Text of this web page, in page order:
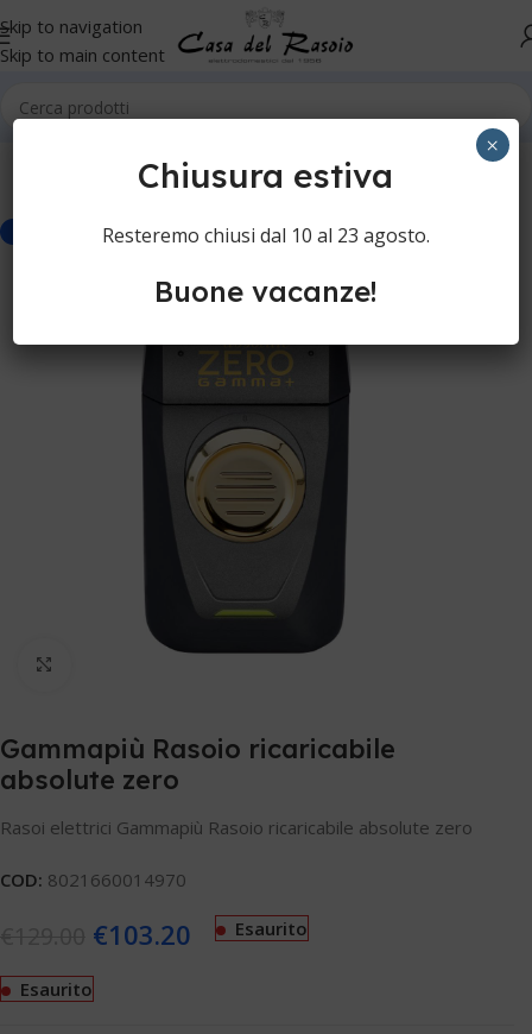
Skip to navigation
Skip to main content
Gammapiù Rasoio ricaricabile
absolute zero
Rasoi elettrici Gammapiù Rasoio ricaricabile absolute zero
COD: 8021660014970
€103.20 Esaurito
Esaurito
Chiusura estiva
Resteremo chiusi dal 10 al 23 agosto.
Buone vacanze!
×